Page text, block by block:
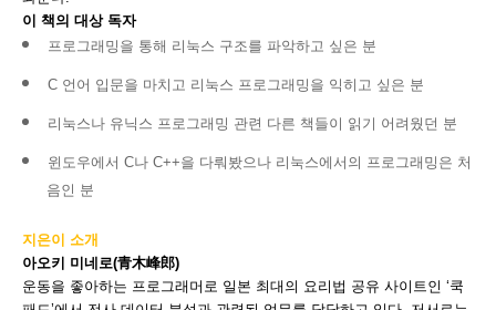
이 책의 대상 독자
프로그래밍을 통해 리눅스 구조를 파악하고 싶은 분
C 언어 입문을 마치고 리눅스 프로그래밍을 익히고 싶은 분
리눅스나 유닉스 프로그래밍 관련 다른 책들이 읽기 어려웠던 분
윈도우에서 C나 C++을 다뤄봤으나 리눅스에서의 프로그래밍은 처
음인 분
지은이 소개
아오키 미네로(青木峰郎)
운동을 좋아하는 프로그래머로 일본 최대의 요리법 공유 사이트인 ‘쿡